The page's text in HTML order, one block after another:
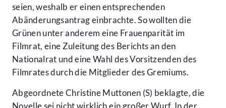
seien, weshalb er einen entsprechenden
Abänderungsantrag einbrachte. So wollten die
Grünen unter anderem eine Frauenparität im
Filmrat, eine Zuleitung des Berichts an den
Nationalrat und eine Wahl des Vorsitzenden des
Filmrates durch die Mitglieder des Gremiums.
Abgeordnete Christine Muttonen (S) beklagte, die
Novelle sei nicht wirklich ein großer Wurf. In der